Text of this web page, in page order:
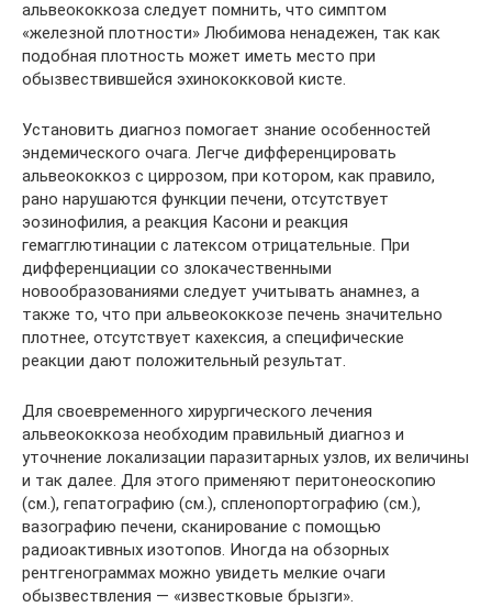
альвеококкоза следует помнить, что симптом
«железной плотности» Любимова ненадежен, так как
подобная плотность может иметь место при
обызвествившейся эхинококковой кисте.
Установить диагноз помогает знание особенностей
эндемического очага. Легче дифференцировать
альвеококкоз с циррозом, при котором, как правило,
рано нарушаются функции печени, отсутствует
эозинофилия, а реакция Касони и реакция
гемагглютинации с латексом отрицательные. При
дифференциации со злокачественными
новообразованиями следует учитывать анамнез, а
также то, что при альвеококкозе печень значительно
плотнее, отсутствует кахексия, а специфические
реакции дают положительный результат.
Для своевременного хирургического лечения
альвеококкоза необходим правильный диагноз и
уточнение локализации паразитарных узлов, их величины
и так далее. Для этого применяют перитонеоскопию
(см.), гепатографию (см.), спленопортографию (см.),
вазографию печени, сканирование с помощью
радиоактивных изотопов. Иногда на обзорных
рентгенограммах можно увидеть мелкие очаги
обызвествления — «известковые брызги».